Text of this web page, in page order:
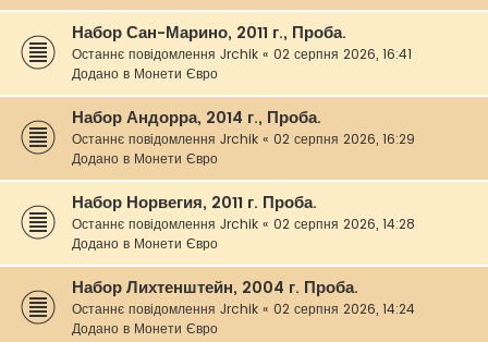
Набор Сан-Марино, 2011 г., Проба.
Останнє повідомлення Jrchik « 02 серпня 2026, 16:41
Додано в Монети Євро
Набор Андорра, 2014 г., Проба.
Останнє повідомлення Jrchik « 02 серпня 2026, 16:29
Додано в Монети Євро
Набор Норвегия, 2011 г. Проба.
Останнє повідомлення Jrchik « 02 серпня 2026, 14:28
Додано в Монети Євро
Набор Лихтенштейн, 2004 г. Проба.
Останнє повідомлення Jrchik « 02 серпня 2026, 14:24
Додано в Монети Євро